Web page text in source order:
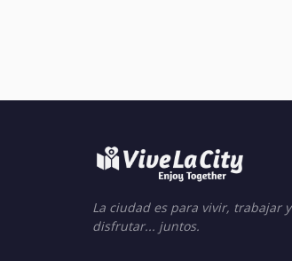
La ciudad es para vivir, trabajar y
disfrutar... juntos.